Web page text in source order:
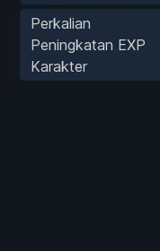
Perkalian
Peningkatan EXP
Karakter